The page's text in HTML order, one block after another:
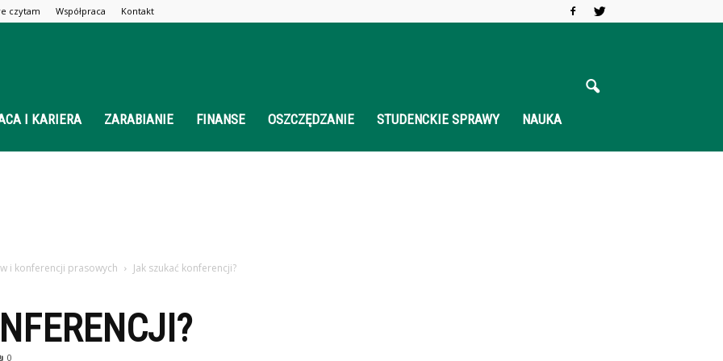
czytam Współpraca Kontakt
I KARIERA ZARABIANIE FINANSE OSZCZĘDZANIE STUDENCKIE SPRAWY NAUKA
i konferencji prasowych Jak szukać konferencji?
0